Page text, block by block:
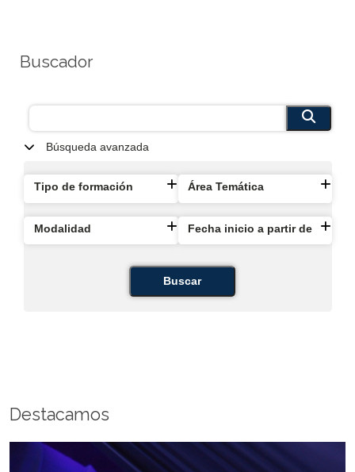
Buscador
Búsqueda avanzada
Tipo de formación Área Temática
Modalidad Fecha inicio a partir de
Buscar
Destacamos